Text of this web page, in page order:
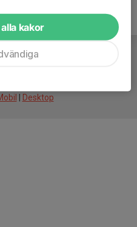
Desktop
kakor